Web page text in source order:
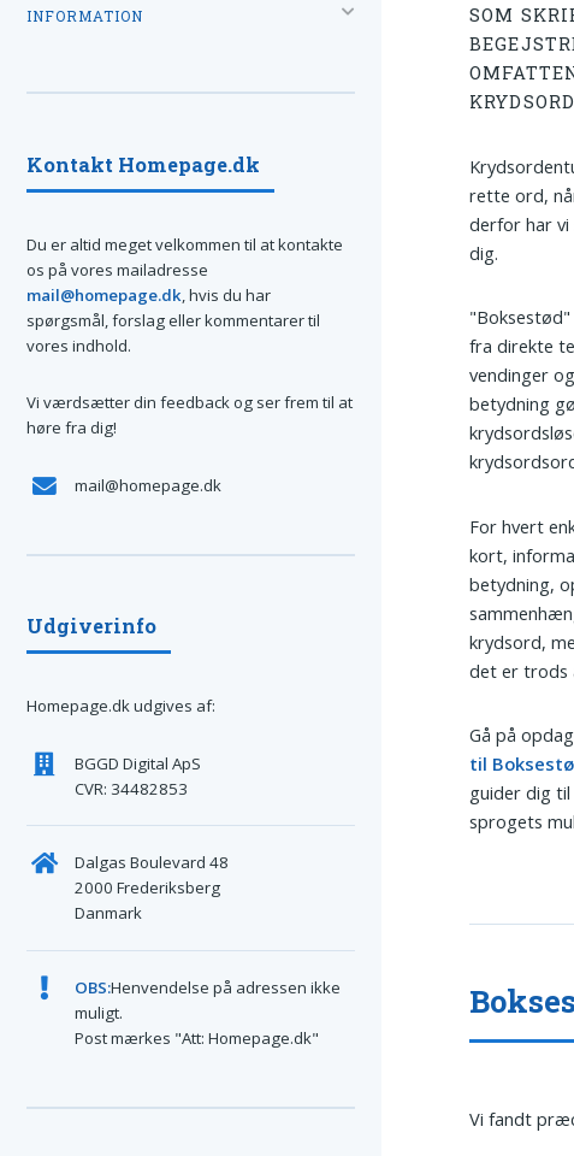
SOM
rette ord,
derfor har
dig.
fra direkte
vendinger
betydning
For hvert
kort,
betydning,
krydsord,
det er trods
Gå på
til
guider dig
sprogets
Vi fandt
INFORMATION
Kontakt Homepage.dk
Du er altid meget velkommen til at kontakte
os på vores mailadresse
mail@homepage.dk, hvis du har
spørgsmål, forslag eller kommentarer til
vores indhold.
Vi værdsætter din feedback og ser frem til at
høre fra dig!
mail@homepage.dk
Udgiverinfo
Homepage.dk udgives af:
BGGD Digital ApS
CVR: 34482853
Dalgas Boulevard 48
2000 Frederiksberg
Danmark
OBS:Henvendelse på adressen ikke
muligt.
Post mærkes "Att: Homepage.dk"